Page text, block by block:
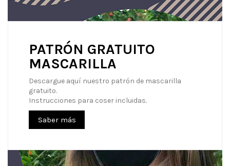
PATRÓN GRATUITO
MASCARILLA
Descargue aquí nuestro patrón de mascarilla
gratuito.
Instrucciones para coser incluidas.
Saber más